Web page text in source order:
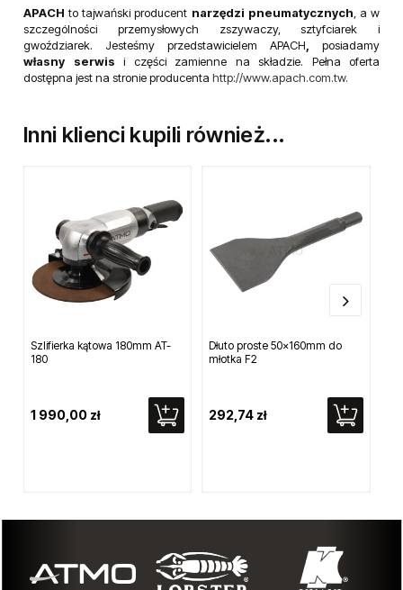
APACH to tajwański producent narzędzi pneumatycznych, a w
szczególności przemysłowych zszywaczy, sztyfciarek i
gwoździarek. Jesteśmy przedstawicielem APACH, posiadamy
własny serwis i części zamienne na składzie. Pełna oferta
dostępna jest na stronie producenta http://www.apach.com.tw.
Inni klienci kupili również...
Szlifierka kątowa 180mm AT-
180
1 990,00 zł
Dłuto proste 50x160mm do
młotka F2
292,74 zł